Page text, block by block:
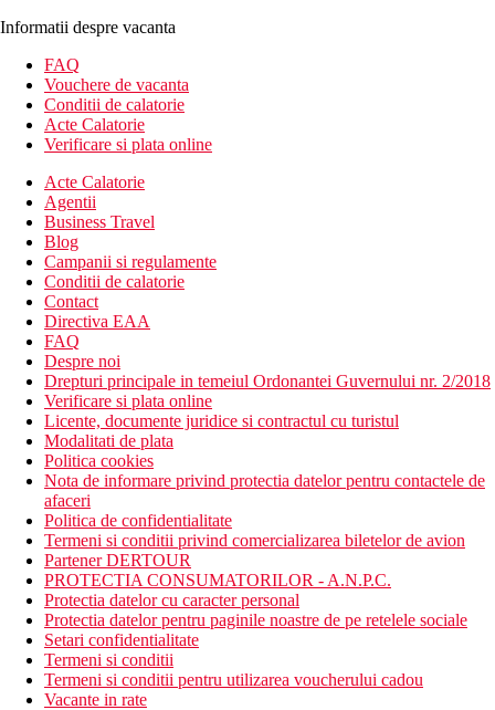
Informatii despre vacanta
FAQ
Vouchere de vacanta
Conditii de calatorie
Acte Calatorie
Verificare si plata online
Acte Calatorie
Agentii
Business Travel
Blog
Campanii si regulamente
Conditii de calatorie
Contact
Directiva EAA
FAQ
Despre noi
Drepturi principale in temeiul Ordonantei Guvernului nr. 2/2018
Verificare si plata online
Licente, documente juridice si contractul cu turistul
Modalitati de plata
Politica cookies
Nota de informare privind protectia datelor pentru contactele de
afaceri
Politica de confidentialitate
Termeni si conditii privind comercializarea biletelor de avion
Partener DERTOUR
PROTECTIA CONSUMATORILOR - A.N.P.C.
Protectia datelor cu caracter personal
Protectia datelor pentru paginile noastre de pe retelele sociale
Setari confidentialitate
Termeni si conditii
Termeni si conditii pentru utilizarea voucherului cadou
Vacante in rate